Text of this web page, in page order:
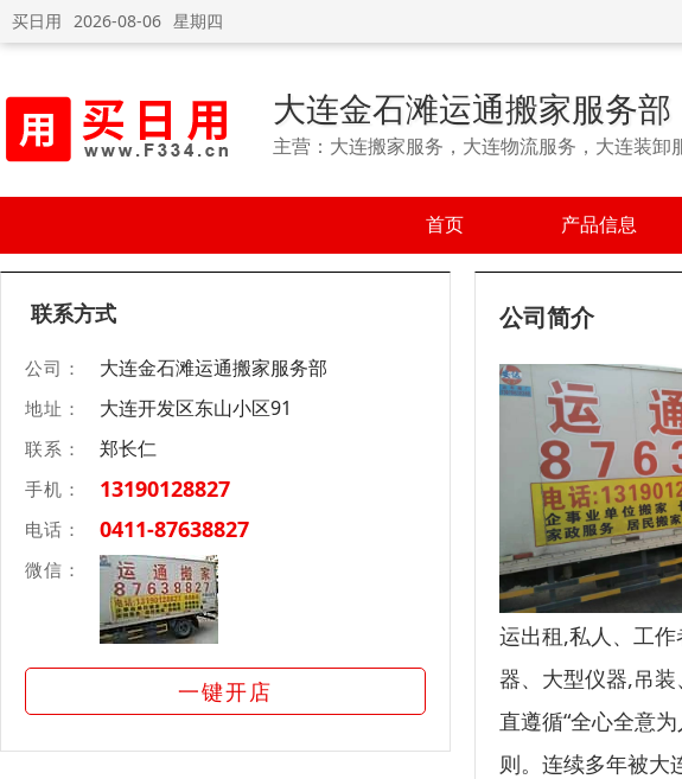
买日用 2026-08-06 星期四
大连金石滩运通搬家服务部
主营：大连搬家服务，大连物流服务，大连装卸
首页 产品信息
联系方式
公司： 大连金石滩运通搬家服务部
地址： 大连开发区东山小区91
联系： 郑长仁
手机： 13190128827
电话： 0411-87638827
微信：
一键开店
公司简介
运出租,私人、工
器、大型仪器,吊
直遵循“全心全意
则。连续多年被大